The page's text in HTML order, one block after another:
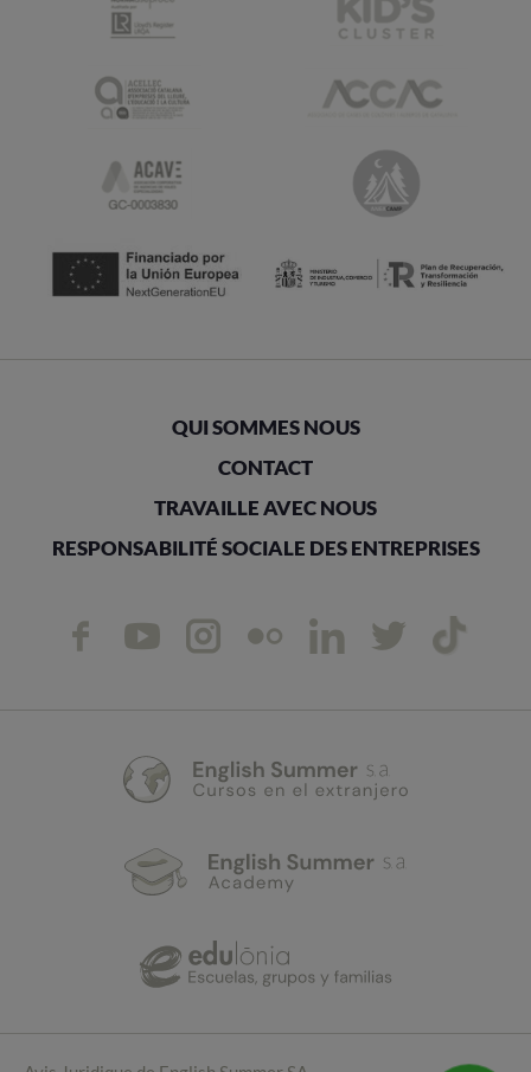
QUI SOMMES NOUS
CONTACT
TRAVAILLE AVEC NOUS
RESPONSABILITÉ SOCIALE DES ENTREPRISES